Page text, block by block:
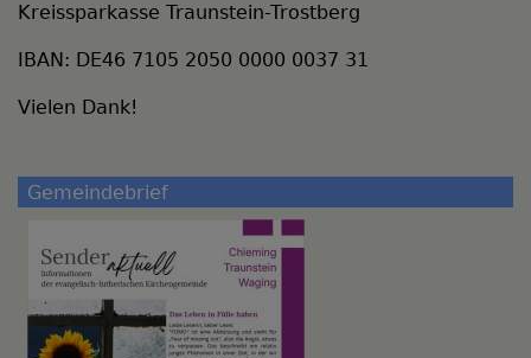
Kreissparkasse Traunstein-Trostberg
IBAN: DE46 7105 2050 0000 0037 31
Vielen Dank!
Gemeindebrief